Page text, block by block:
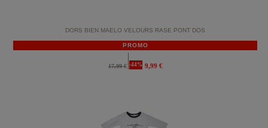
DORS BIEN MAELO VELOURS RASE PONT DOS
PROMO
17,99 € -44% 9,99 €